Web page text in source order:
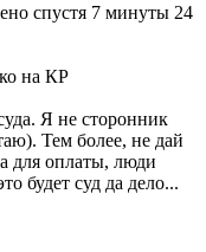
спустя 7 минуты 24
на КР
Я не сторонник
Тем более, не дай
для оплаты, люди
будет суд да дело...